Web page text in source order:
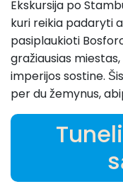
Ekskursija po
kuri reikia padaryti
pasiplaukioti
gražiausias
imperijos sostine.
per du žemynus,